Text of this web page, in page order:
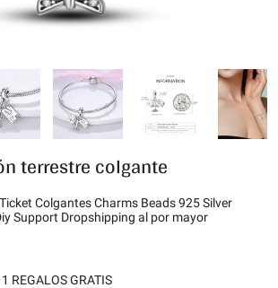
terrestre colgante
Colgantes Charms Beads 925 Silver
Support Dropshipping al por mayor
REGALOS GRATIS